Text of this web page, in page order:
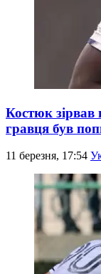
Костюк зірвав
гравця був
11 березня, 17:54